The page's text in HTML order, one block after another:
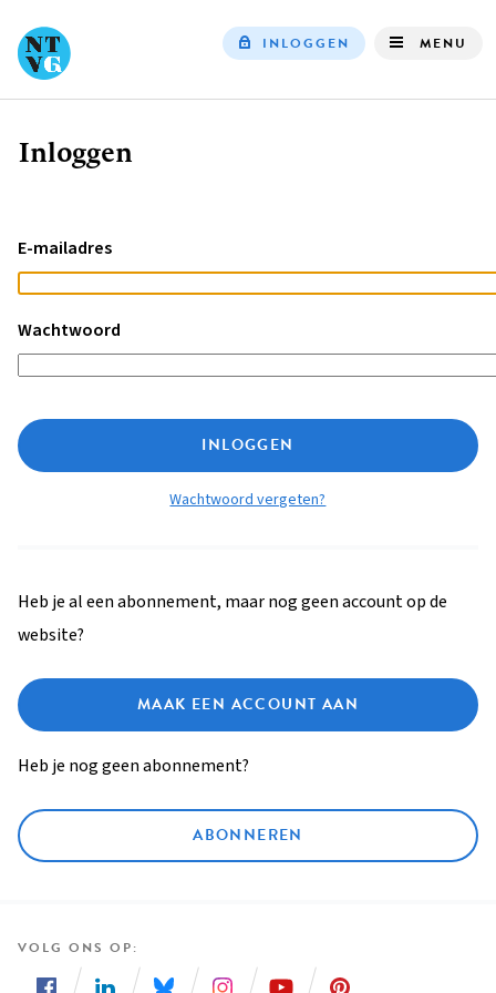
INLOGGEN MENU
Kruimelpad
Inloggen
E-mailadres
Wachtwoord
INLOGGEN
Wachtwoord vergeten?
Heb je al een abonnement, maar nog geen account op de
website?
MAAK EEN ACCOUNT AAN
Heb je nog geen abonnement?
ABONNEREN
VOLG ONS OP